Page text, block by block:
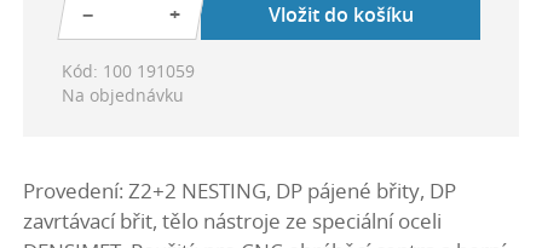
− + Vložit do košíku
Kód: 100 191059
Na objednávku
Provedení: Z2+2 NESTING, DP pájené břity, DP
zavrtávací břit, tělo nástroje ze speciální oceli